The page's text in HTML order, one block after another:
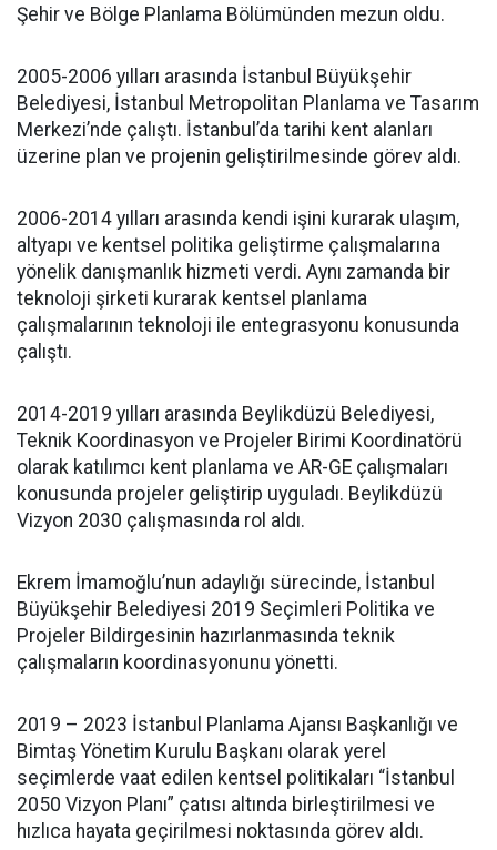
Şehir ve Bölge Planlama Bölümünden mezun oldu.
2005-2006 yılları arasında İstanbul Büyükşehir
Belediyesi, İstanbul Metropolitan Planlama ve Tasarım
Merkezi’nde çalıştı. İstanbul’da tarihi kent alanları
üzerine plan ve projenin geliştirilmesinde görev aldı.
2006-2014 yılları arasında kendi işini kurarak ulaşım,
altyapı ve kentsel politika geliştirme çalışmalarına
yönelik danışmanlık hizmeti verdi. Aynı zamanda bir
teknoloji şirketi kurarak kentsel planlama
çalışmalarının teknoloji ile entegrasyonu konusunda
çalıştı.
2014-2019 yılları arasında Beylikdüzü Belediyesi,
Teknik Koordinasyon ve Projeler Birimi Koordinatörü
olarak katılımcı kent planlama ve AR-GE çalışmaları
konusunda projeler geliştirip uyguladı. Beylikdüzü
Vizyon 2030 çalışmasında rol aldı.
Ekrem İmamoğlu’nun adaylığı sürecinde, İstanbul
Büyükşehir Belediyesi 2019 Seçimleri Politika ve
Projeler Bildirgesinin hazırlanmasında teknik
çalışmaların koordinasyonunu yönetti.
2019 – 2023 İstanbul Planlama Ajansı Başkanlığı ve
Bimtaş Yönetim Kurulu Başkanı olarak yerel
seçimlerde vaat edilen kentsel politikaları “İstanbul
2050 Vizyon Planı” çatısı altında birleştirilmesi ve
hızlıca hayata geçirilmesi noktasında görev aldı.